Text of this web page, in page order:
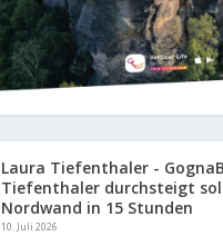
Laura Tiefenthaler -
Tiefenthaler durchsteigt
Nordwand in 15 Stunden
10. Juli 2026